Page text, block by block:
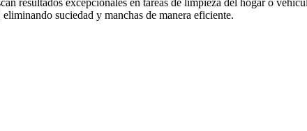
suciedad y manchas de manera eficiente.